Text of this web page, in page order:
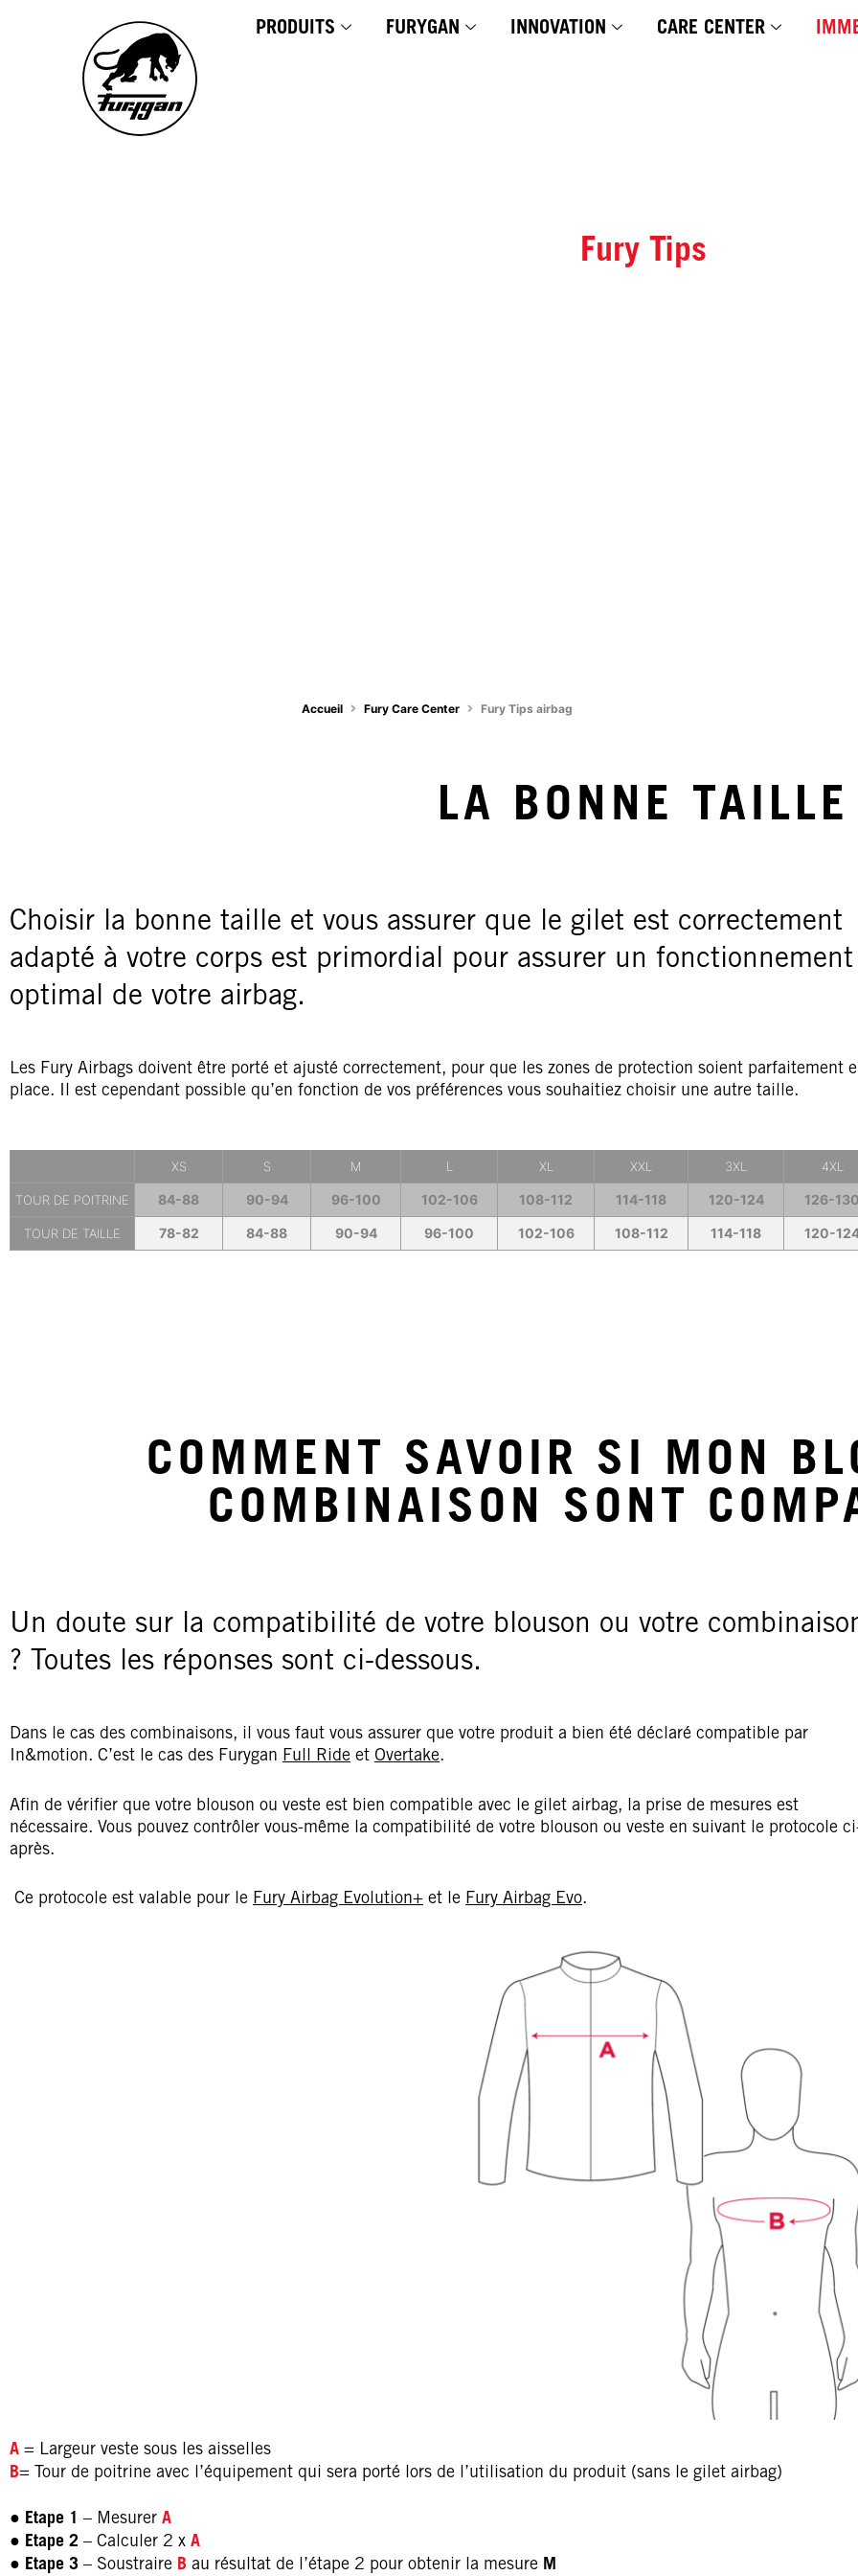
PRODUITS FURYGAN INNOVATION CARE CENTER
Fury Tips
Accueil Fury Care Center Fury Tips airbag
LA BONNE TAILLE
Choisir la bonne taille et vous assurer que le gilet est correctement
adapté à votre corps est primordial pour assurer un fonctionnement
optimal de votre airbag.
Les Fury Airbags doivent être porté et ajusté correctement, pour que les zones de protection soient parfaitement
place. Il est cependant possible qu’en fonction de vos préférences vous souhaitiez choisir une autre taille.
XS S M L XL XXL 3XL 4XL
TOUR DE POITRINE 84-88 90-94 96-100 102-106 108-112 114-118 120-124 126-130
TOUR DE TAILLE 78-82 84-88 90-94 96-100 102-106 108-112 114-118 120-
COMMENT SAVOIR SI MON
COMBINAISON SONT
Un doute sur la compatibilité de votre blouson ou votre
? Toutes les réponses sont ci-dessous.
Dans le cas des combinaisons, il vous faut vous assurer que votre produit a bien été déclaré compatible par
In&motion. C’est le cas des Furygan Full Ride et Overtake.
Afin de vérifier que votre blouson ou veste est bien compatible avec le gilet airbag, la prise de mesures est
nécessaire. Vous pouvez contrôler vous-même la compatibilité de votre blouson ou veste en suivant le protocole
après.
Ce protocole est valable pour le Fury Airbag Evolution+ et le Fury Airbag Evo.
A = Largeur veste sous les aisselles
B= Tour de poitrine avec l’équipement qui sera porté lors de l’utilisation du produit (sans le gilet airbag)
● Etape 1 – Mesurer A
● Etape 2 – Calculer 2 x A
● Etape 3 – Soustraire B au résultat de l’étape 2 pour obtenir la mesure M